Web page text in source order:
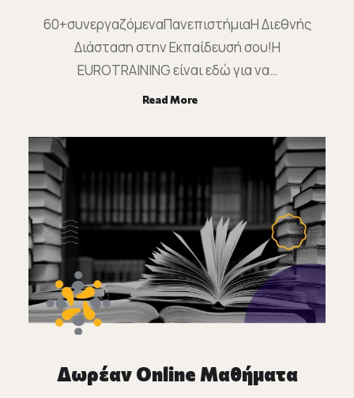
60+συνεργαζόμεναΠανεπιστήμιαΗ Διεθνής
Διάσταση στην Εκπαίδευσή σου!Η
EUROTRAINING είναι εδώ για να…
Read More
Δωρέαν Online Μαθήματα